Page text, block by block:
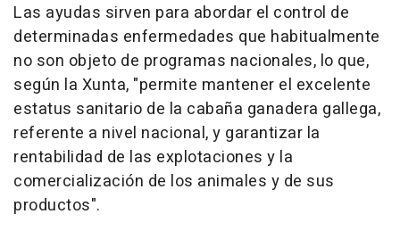
Las ayudas sirven para abordar el control de
determinadas enfermedades que habitualmente
no son objeto de programas nacionales, lo que,
según la Xunta, "permite mantener el excelente
estatus sanitario de la cabaña ganadera gallega,
referente a nivel nacional, y garantizar la
rentabilidad de las explotaciones y la
comercialización de los animales y de sus
productos".